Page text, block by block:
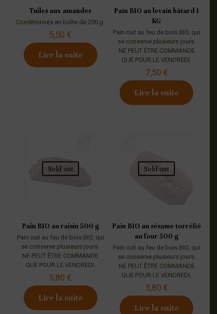
Tuiles aux amandes
Conditionnés en boîte de 200 g.
5,50€
Lire la suite
Pain BIO au levain bâtard 1
KG
Pain cuit au feu de bois BIO, qui
se conserve plusieurs jours.
NE PEUT ÊTRE COMMANDE
QUE POUR LE VENDREDI.
7,50 €
Lire la suite
Sold out
Pain BIO au raisin 500 g
Pain cuit au feu de bois BIO, qui
se conserve plusieurs jours.
NE PEUT ÊTRE COMMANDE
QUE POUR LE VENDREDI.
5,80€
Lire la suite
Sold out
Pain BIO au sésame torréfié
au four 500 g
Pain cuit au feu de bois BIO, qui
se conserve plusieurs jours.
NE PEUT ÊTRE COMMANDE
QUE POUR LE VENDREDI.
5,80 €
Lire la suite